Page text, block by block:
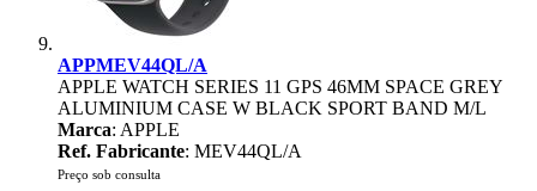
APPMEV44QL/A
APPLE WATCH SERIES 11 GPS 46MM SPACE GREY
ALUMINIUM CASE W BLACK SPORT BAND M/L
Marca: APPLE
Ref. Fabricante: MEV44QL/A
Preço sob consulta